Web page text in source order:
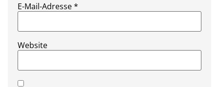
E-Mail-Adresse*
Website